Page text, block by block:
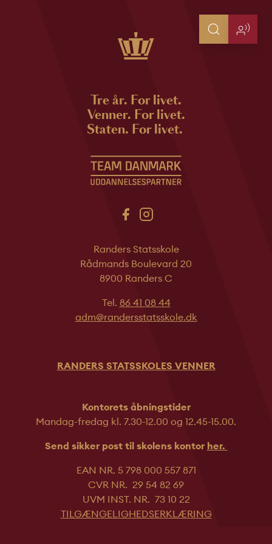
Tre år. For livet.
Venner. For livet.
Staten. For livet.
Randers Statsskole
Rådmands Boulevard 20
8900 Randers C
Tel. 86 41 08 44
adm@randersstatsskole.dk
RANDERS STATSSKOLES VENNER
Kontorets åbningstider
Mandag-fredag kl. 7.30-12.00 og 12.45-15.00.
Send sikker post til skolens kontor her.
EAN NR. 5 798 000 557 871
CVR NR. 29 54 82 69
UVM INST. NR. 73 10 22
TILGÆNGELIGHEDSERKLÆRING